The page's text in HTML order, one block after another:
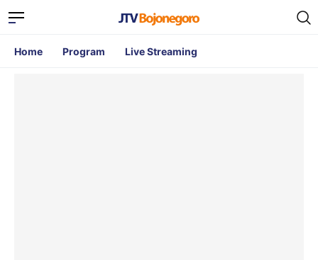
Home Program Live Streaming